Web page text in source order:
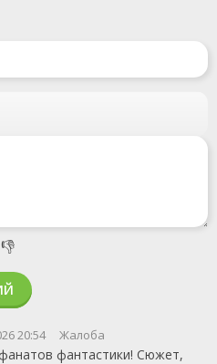
20:54 Жалоба
фантастики! Сюжет,
👎